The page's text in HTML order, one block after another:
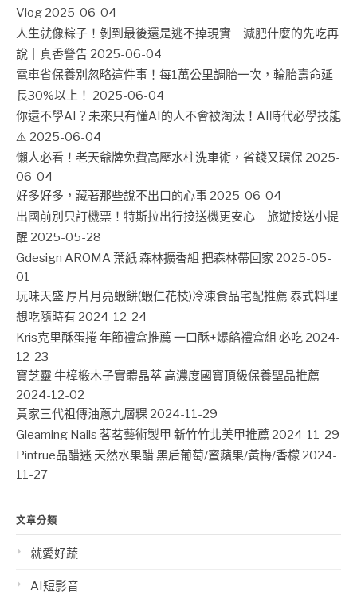
Vlog 2025-06-04
人生就像粽子！剝到最後還是逃不掉現實｜減肥什麼的先吃再
說｜真香警告 2025-06-04
電車省保養別忽略這件事！每1萬公里調胎一次，輪胎壽命延
長30%以上！ 2025-06-04
你還不學AI？未來只有懂AI的人不會被淘汰！AI時代必學技能
⚠️ 2025-06-04
懶人必看！老天爺牌免費高壓水柱洗車術，省錢又環保 2025-
06-04
好多好多，藏著那些說不出口的心事 2025-06-04
出國前別只訂機票！特斯拉出行接送機更安心｜旅遊接送小提
醒 2025-05-28
Gdesign AROMA 葉紙 森林擴香組 把森林帶回家 2025-05-
01
玩味天盛 厚片月亮蝦餅(蝦仁花枝)冷凍食品宅配推薦 泰式料理
想吃隨時有 2024-12-24
Kris克里酥蛋捲 年節禮盒推薦 一口酥+爆餡禮盒組 必吃 2024-
12-23
寶芝靈 牛樟椴木子實體晶萃 高濃度國寶頂級保養聖品推薦
2024-12-02
黃家三代祖傳油蔥九層粿 2024-11-29
Gleaming Nails 茖茗藝術製甲 新竹竹北美甲推薦 2024-11-29
Pintrue品醋迷 天然水果醋 黑后葡萄/蜜蘋果/黃梅/香檬 2024-
11-27
文章分類
就愛好蔬
AI短影音